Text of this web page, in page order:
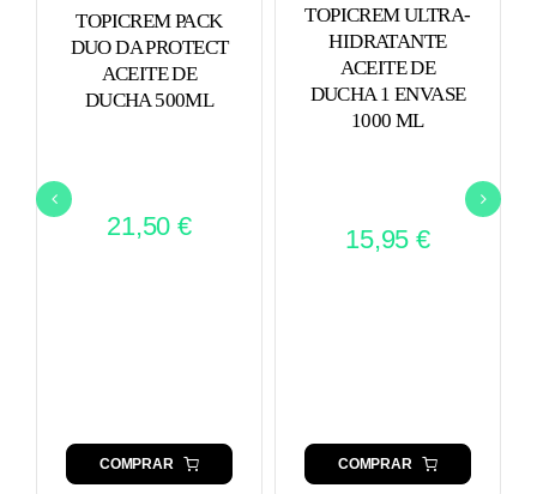
TOPICREM PACK
DUO DA PROTECT
ACEITE DE
DUCHA 500ML
21,50 €
COMPRAR
TOPICREM ULTRA-
HIDRATANTE
ACEITE DE
DUCHA 1 ENVASE
1000 ML
15,95 €
COMPRAR